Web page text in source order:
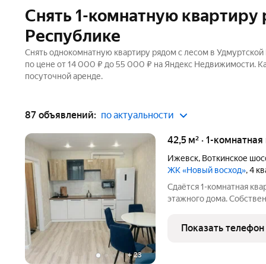
Снять 1-комнатную
Республике
Снять однокомнатную квартиру рядом с лесом в
по цене от 14 000 ₽ до 55 000 ₽ на Яндекс Недвижимости.
посуточной аренде.
87 объявлений: по актуальности
+23
42,5 м² · 1-
Ижевск, Воткинское
ЖК «Новый восход», 4
Сдаётся 1-комнатная
этажного дома.
оплачиваются
детьми, без питомцев. Из
Показать телефон